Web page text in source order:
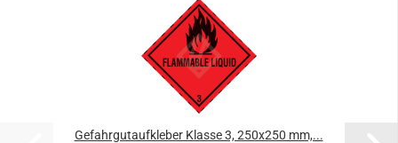
Gefahrgutaufkleber Klasse 3, 250x250 mm,...